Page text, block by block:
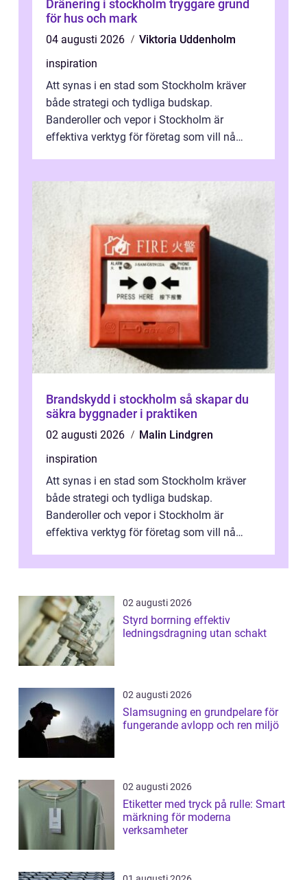
Dränering i stockholm tryggare grund
för hus och mark
04 augusti 2026
Viktoria Uddenholm
inspiration
Att synas i en stad som Stockholm kräver
både strategi och tydliga budskap.
Banderoller och vepor i Stockholm är
effektiva verktyg för företag som vill nå
Brandskydd i stockholm så skapar du
säkra byggnader i praktiken
02 augusti 2026
Malin Lindgren
inspiration
Att synas i en stad som Stockholm kräver
både strategi och tydliga budskap.
Banderoller och vepor i Stockholm är
effektiva verktyg för företag som vill nå
02 augusti 2026
Styrd borrning effektiv
ledningsdragning utan schakt
02 augusti 2026
Slamsugning en grundpelare för
fungerande avlopp och ren miljö
02 augusti 2026
Etiketter med tryck på rulle: Smart
märkning för moderna
verksamheter